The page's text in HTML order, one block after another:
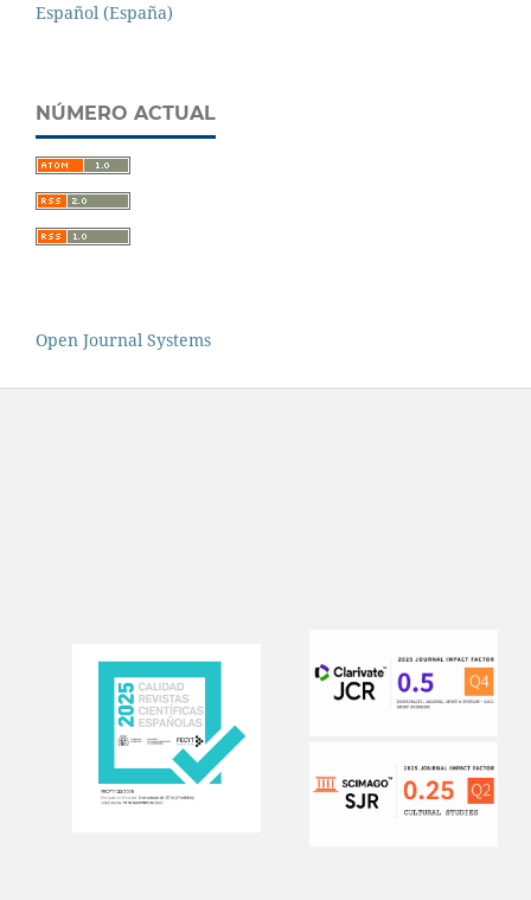
Español (España)
NÚMERO ACTUAL
Open Journal Systems